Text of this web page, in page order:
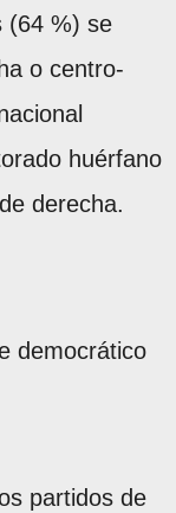
(64 %) se
o centro-
huérfano
derecha.
democrático
partidos de